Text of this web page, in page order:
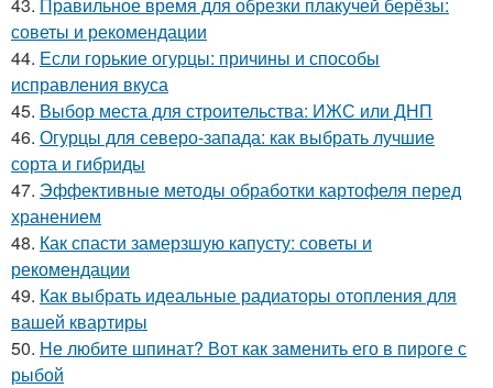
советы и рекомендации
44. Если горькие огурцы: причины и способы
исправления вкуса
45. Выбор места для строительства: ИЖС или ДНП
46. Огурцы для северо-запада: как выбрать лучшие
сорта и гибриды
47. Эффективные методы обработки картофеля перед
хранением
48. Как спасти замерзшую капусту: советы и
рекомендации
49. Как выбрать идеальные радиаторы отопления для
вашей квартиры
50. Не любите шпинат? Вот как заменить его в пироге с
рыбой